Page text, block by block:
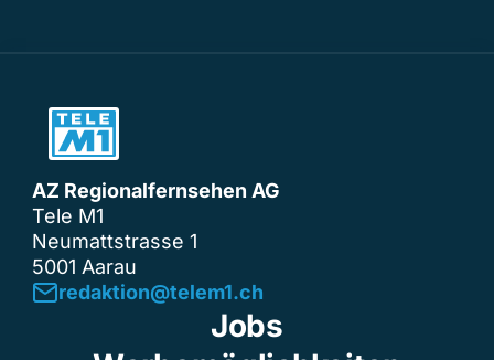
AZ Regionalfernsehen AG
Tele M1
Neumattstrasse 1
5001 Aarau
redaktion@telem1.ch
Jobs